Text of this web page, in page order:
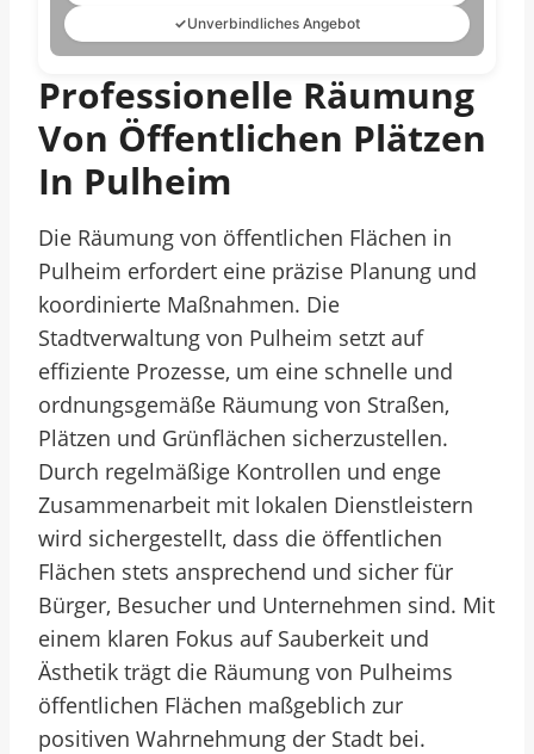
✓Unverbindliches Angebot
Professionelle Räumung
Von Öffentlichen Plätzen
In Pulheim
Die Räumung von öffentlichen Flächen in
Pulheim erfordert eine präzise Planung und
koordinierte Maßnahmen. Die
Stadtverwaltung von Pulheim setzt auf
effiziente Prozesse, um eine schnelle und
ordnungsgemäße Räumung von Straßen,
Plätzen und Grünflächen sicherzustellen.
Durch regelmäßige Kontrollen und enge
Zusammenarbeit mit lokalen Dienstleistern
wird sichergestellt, dass die öffentlichen
Flächen stets ansprechend und sicher für
Bürger, Besucher und Unternehmen sind. Mit
einem klaren Fokus auf Sauberkeit und
Ästhetik trägt die Räumung von Pulheims
öffentlichen Flächen maßgeblich zur
positiven Wahrnehmung der Stadt bei.